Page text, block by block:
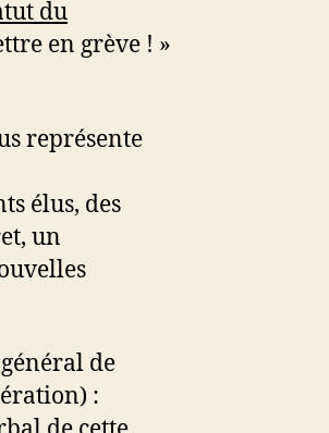
du
en grève ! »
représente
élus, des
un
de
: